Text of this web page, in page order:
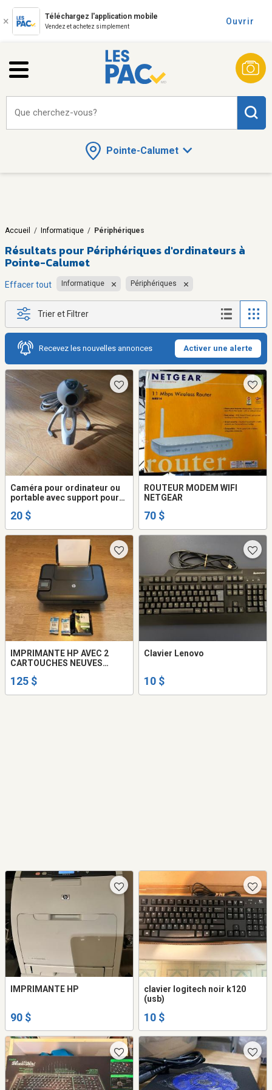
Téléchargez l'application mobile
Vendez et achetez simplement
Ouvrir
Pointe-Calumet
Que cherchez-vous?
Accueil / Informatique / Périphériques
Résultats pour Périphériques d'ordinateurs à
Pointe-Calumet
Effacer tout Informatique Périphériques
Trier et Filtrer
Recevez les nouvelles annonces Activer une alerte
Caméra pour ordinateur ou
portable avec support pour
20 $
ROUTEUR MODEM WIFI
NETGEAR
70 $
IMPRIMANTE HP AVEC 2
CARTOUCHES NEUVES
125 $
Clavier Lenovo
10 $
IMPRIMANTE HP
90 $
clavier logitech noir k120
(usb)
10 $